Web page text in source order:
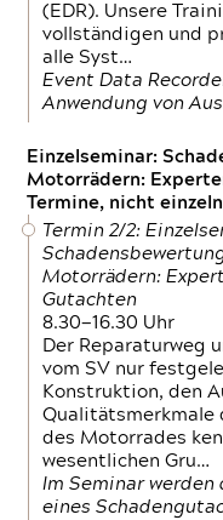
(EDR). Unsere
vollständigen und
alle Syst…
Event Data
Anwendung von
Einzelseminar:
Motorrädern:
Termine, nicht
Termin 2/2:
Motorrädern:
Gutachten
8.30—16.30 Uhr
Der Reparaturweg
vom SV nur
Konstruktion, den
Qualitätsmerkmale
des Motorrades
wesentlichen Gru…
Im Seminar
eines